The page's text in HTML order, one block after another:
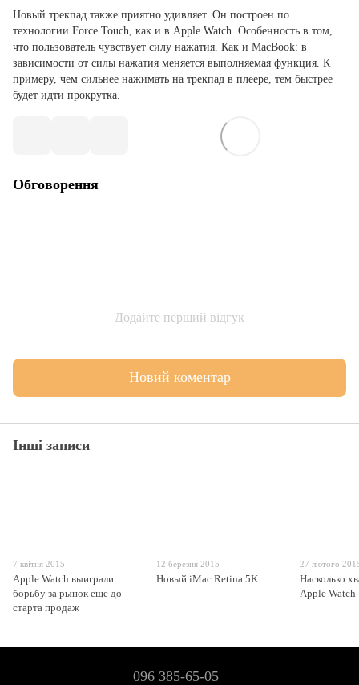
Новый трекпад также приятно удивляет. Он построен по
технологии Force Touch, как и в Apple Watch. Особенность в том,
что пользователь чувствует силу нажатия. Как и MacBook: в
зависимости от силы нажатия меняется выполняемая функция. К
примеру, чем сильнее нажимать на трекпад в плеере, тем быстрее
будет идти прокрутка.
Обговорення
Додайте перший відгук
Новий коментар
Інші записи
7 квітня 2015
Apple Watch выиграли
борьбу за рынок еще до
старта продаж
12 березня 2015
Новый iMac Retina 5K
27 лютого
Насколько
Apple Watch
096 385-65-05